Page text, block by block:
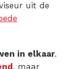
uit de
in elkaar.
, maar